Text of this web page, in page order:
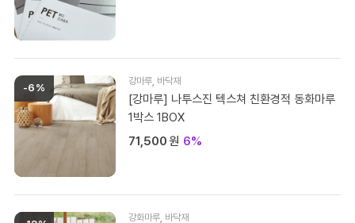
-6%
강마루 바닥재
[강마루] 나투스진 텍스쳐 친환경적 동화마루
1박스 1BOX
71,500 원 6%
강화마루 바닥재